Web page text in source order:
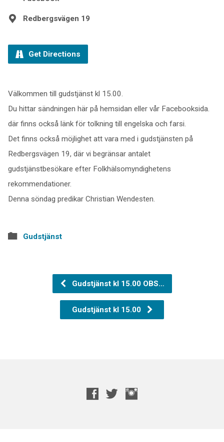
Redbergsvägen 19
Get Directions
Välkommen till gudstjänst kl 15.00.
Du hittar sändningen här på hemsidan eller vår Facebooksida.
där finns också länk för tolkning till engelska och farsi.
Det finns också möjlighet att vara med i gudstjänsten på
Redbergsvägen 19, där vi begränsar antalet
gudstjänstbesökare efter Folkhälsomyndighetens
rekommendationer.
Denna söndag predikar Christian Wendesten.
Gudstjänst
Gudstjänst kl 15.00 OBS…
Gudstjänst kl 15.00